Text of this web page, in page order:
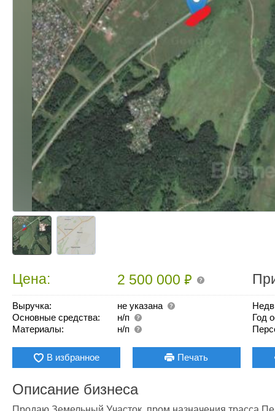
Цена: 2 500 000₽
Выручка:
не указана
Основные средства:
н/п
Материалы:
н/п
Год
В избранное Печать
Описание бизнеса